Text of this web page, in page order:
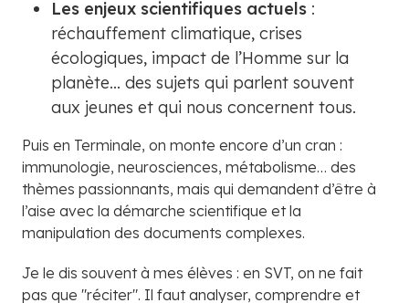
Les enjeux scientifiques actuels :
réchauffement climatique, crises
écologiques, impact de l’Homme sur la
planète… des sujets qui parlent souvent
aux jeunes et qui nous concernent tous.
Puis en Terminale, on monte encore d’un cran :
immunologie, neurosciences, métabolisme… des
thèmes passionnants, mais qui demandent d’être à
l’aise avec la démarche scientifique et la
manipulation des documents complexes.
Je le dis souvent à mes élèves : en SVT, on ne fait
pas que "réciter". Il faut analyser, comprendre et